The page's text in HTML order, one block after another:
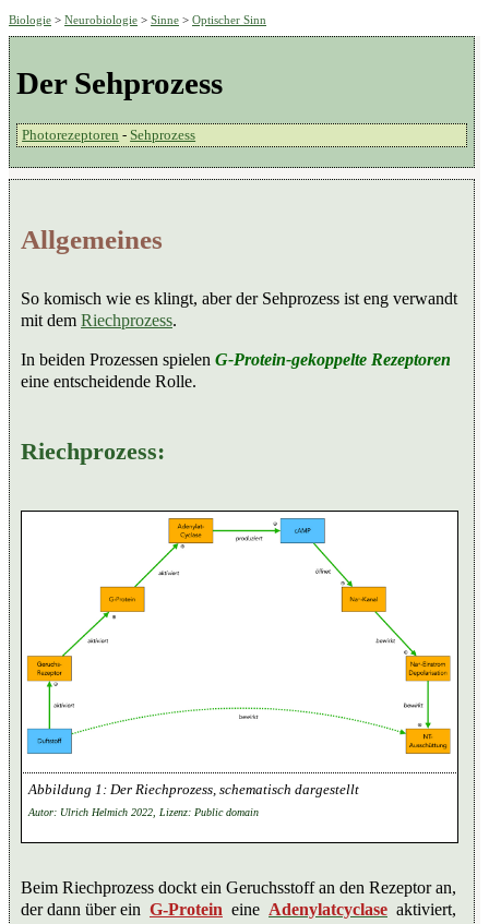
Biologie > Neurobiologie > Sinne > Optischer Sinn
Der Sehprozess
Photorezeptoren - Sehprozess
Allgemeines
So komisch wie es klingt, aber der Sehprozess ist eng verwandt
mit dem Riechprozess.
In beiden Prozessen spielen G-Protein-gekoppelte Rezeptoren
eine entscheidende Rolle.
Riechprozess:
Der Riechprozess, schematisch dargestellt
Autor: Ulrich Helmich 2022, Lizenz: Public domain
Beim Riechprozess dockt ein Geruchsstoff an den Rezeptor an,
der dann über ein G-Protein eine Adenylatcyclase aktiviert,